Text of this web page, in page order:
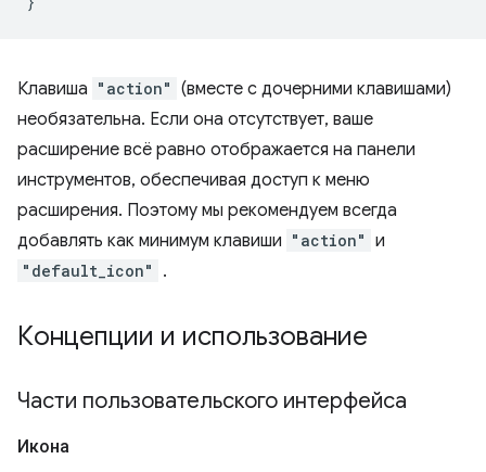
Клавиша "action" (вместе с дочерними клавишами)
необязательна. Если она отсутствует, ваше
расширение всё равно отображается на панели
инструментов, обеспечивая доступ к меню
расширения. Поэтому мы рекомендуем всегда
добавлять как минимум клавиши "action" и
"default_icon" .
Концепции и использование
Части пользовательского интерфейса
Икона